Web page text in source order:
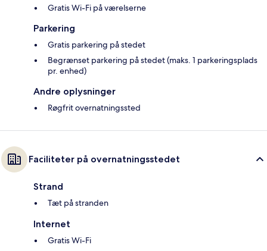
Gratis Wi-Fi på værelserne
Parkering
Gratis parkering på stedet
Begrænset parkering på stedet (maks. 1 parkeringsplads
pr. enhed)
Andre oplysninger
Røgfrit overnatningssted
Faciliteter på overnatningsstedet
Strand
Tæt på stranden
Internet
Gratis Wi-Fi